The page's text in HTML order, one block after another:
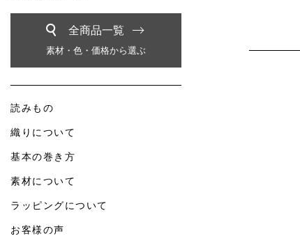
全商品一覧
素材・色・価格から選ぶ
読みもの
織りについて
基本の巻き方
素材について
ラッピングについて
お客様の声